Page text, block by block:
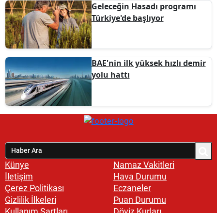
Geleceğin Hasadı programı
Türkiye'de başlıyor
BAE'nin ilk yüksek hızlı demir
yolu hattı
Künye
İletişim
Çerez Politikası
Gizlilik İlkeleri
Namaz Vakitleri
Hava Durumu
Eczaneler
Puan Durumu